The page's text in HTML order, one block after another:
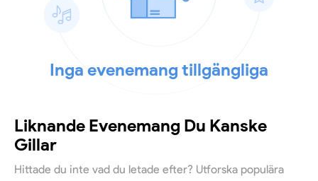
Inga evenemang tillgängliga
Liknande Evenemang Du Kanske
Gillar
Hittade du inte vad du letade efter? Utforska populära